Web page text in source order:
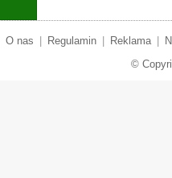
O nas Regulamin Reklama
©